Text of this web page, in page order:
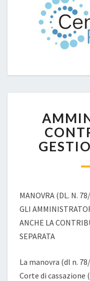
MANOVRA (DL. N.
GLI
ANCHE LA
SEPARATA
La manovra (dl n.
Corte di cassazione